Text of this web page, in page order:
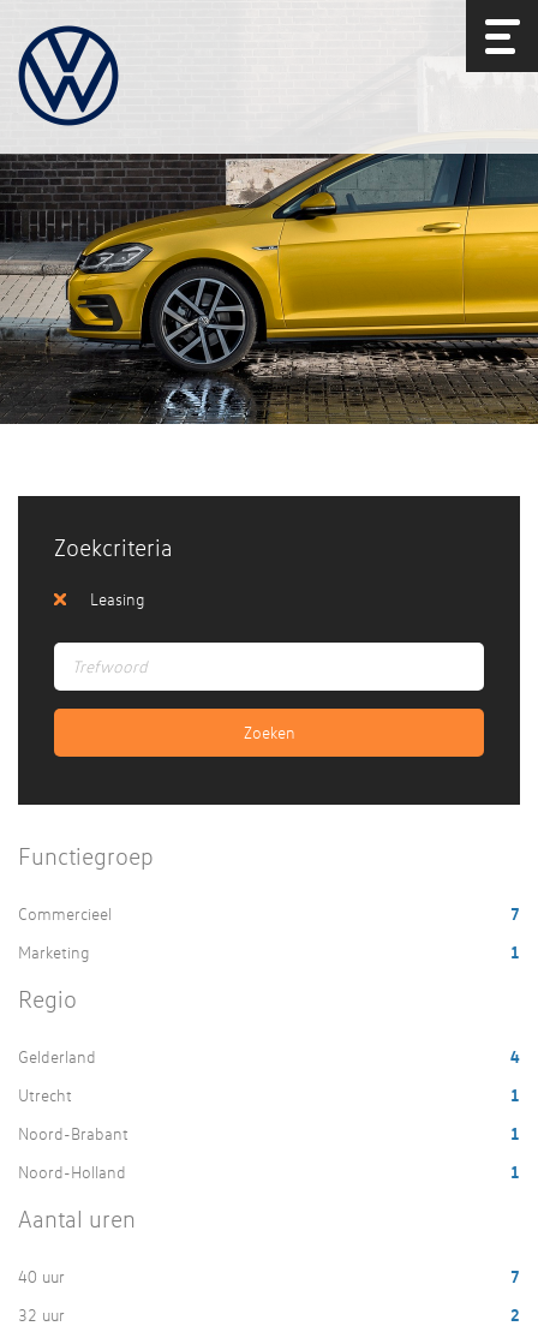
Zoekcriteria
Leasing
Functiegroep
Commercieel
7
Marketing
1
Regio
Gelderland
4
Utrecht
1
Noord-Brabant
1
Noord-Holland
1
Aantal uren
40 uur
7
32 uur
2